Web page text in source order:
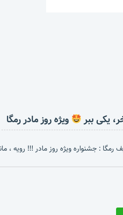
یکی ببر ویژه روز مادر رمگا
رمگا : جشنواره ویژه روز مادر !!! رویه ،